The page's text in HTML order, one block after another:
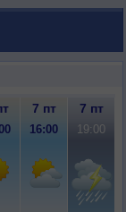
7 пт 7 пт
16:00 19:00